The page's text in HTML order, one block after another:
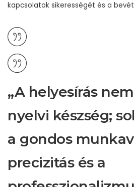
kapcsolatok sikerességét és a
„A helyesírás
nyelvi készség;
a gondos
precizitás és a